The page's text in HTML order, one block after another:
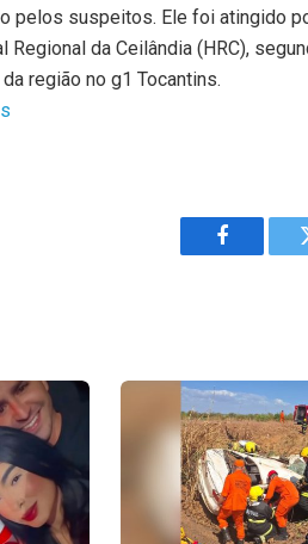
pelos suspeitos. Ele foi atingido
Regional da Ceilândia (HRC),
região no g1 Tocantins.
Facebook